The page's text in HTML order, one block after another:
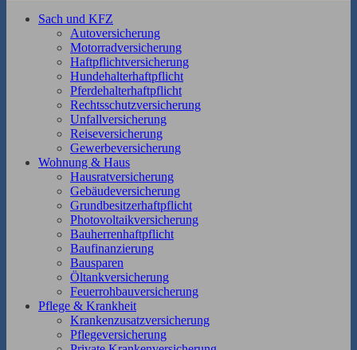
Sach und KFZ
Autoversicherung
Motorradversicherung
Haftpflichtversicherung
Hundehalterhaftpflicht
Pferdehalterhaftpflicht
Rechtsschutzversicherung
Unfallversicherung
Reiseversicherung
Gewerbeversicherung
Wohnung & Haus
Hausratversicherung
Gebäudeversicherung
Grundbesitzerhaftpflicht
Photovoltaikversicherung
Bauherrenhaftpflicht
Baufinanzierung
Bausparen
Öltankversicherung
Feuerrohbauversicherung
Pflege & Krankheit
Krankenzusatzversicherung
Pflegeversicherung